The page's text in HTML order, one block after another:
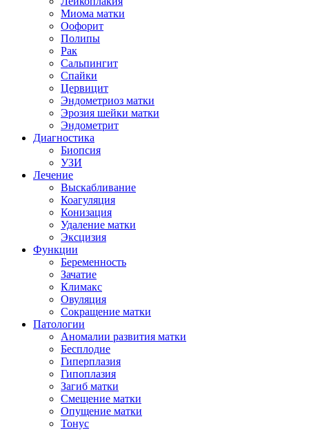
Миома матки
Оофорит
Полипы
Рак
Сальпингит
Спайки
Цервицит
Эндометриоз матки
Эрозия шейки матки
Эндометрит
Диагностика
Биопсия
УЗИ
Лечение
Выскабливание
Коагуляция
Конизация
Удаление матки
Эксцизия
Функции
Беременность
Зачатие
Климакс
Овуляция
Сокращение матки
Патологии
Аномалии развития матки
Бесплодие
Гиперплазия
Гипоплазия
Загиб матки
Смещение матки
Опущение матки
Тонус